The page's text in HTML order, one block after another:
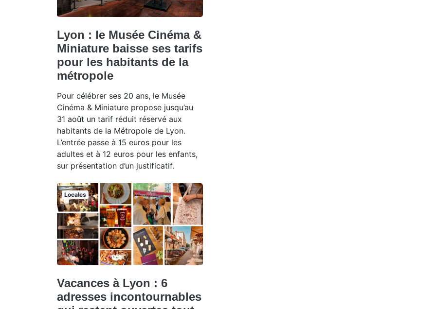
Lyon : le Musée Cinéma &
Miniature baisse ses tarifs
pour les habitants de la
métropole
Pour célébrer ses 20 ans, le Musée
Cinéma & Miniature propose jusqu’au
31 août un tarif réduit réservé aux
habitants de la Métropole de Lyon.
L’entrée passe à 15 euros pour les
adultes et à 12 euros pour les enfants,
sur présentation d’un justificatif.
Locales
Vacances à Lyon : 6
adresses incontournables